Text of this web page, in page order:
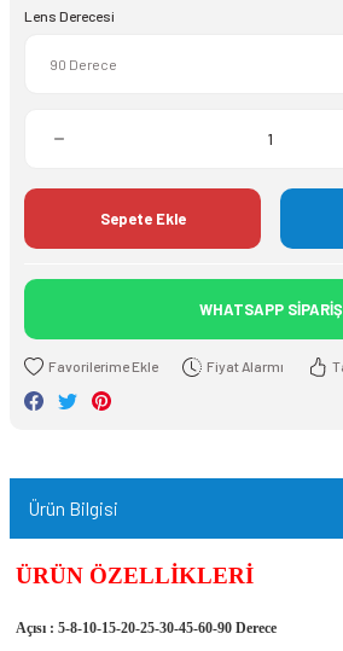
Lens Derecesi
Sepete Ekle
WHATSAPP SİPARİŞ
Fiyat Alarmı
Ürün Bilgisi
ÜRÜN ÖZELLİKLERİ
Açısı : 5-8-10-15-20-25-30-45-60-90 Derece